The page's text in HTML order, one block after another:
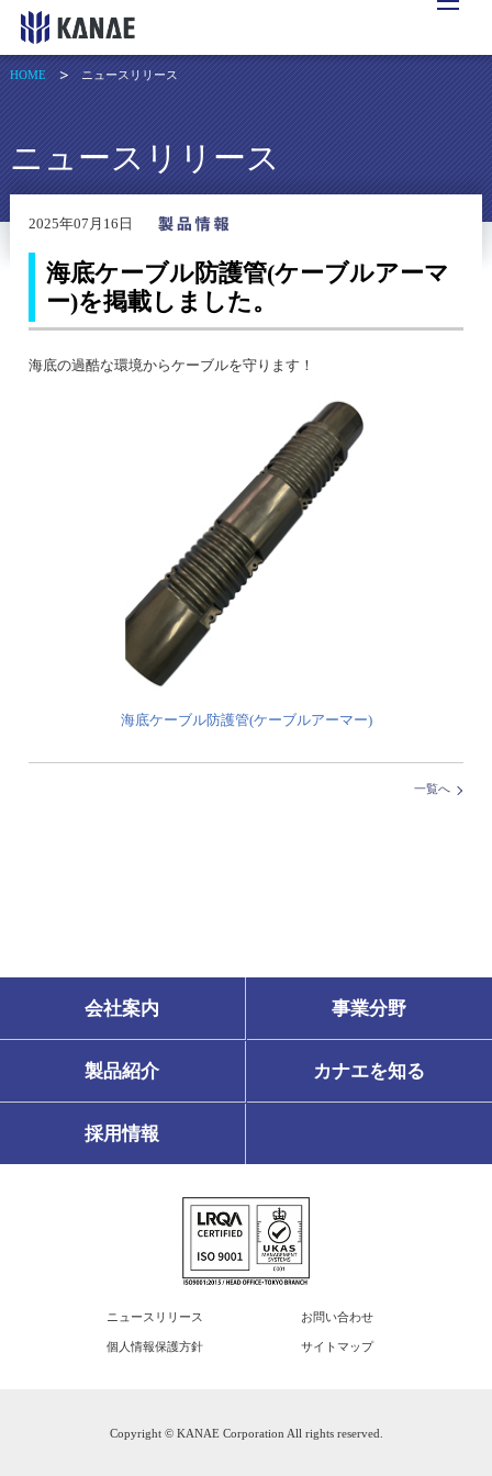
HOME ニュースリリース
ニュースリリース
2025年07月16日
海底ケーブル防護管(ケーブルアーマ
ー)を掲載しました。
海底の過酷な環境からケーブルを守ります！
海底ケーブル防護管(ケーブルアーマー)
一覧へ
会社案内 事業分野
製品紹介 カナエを知る
採用情報
ニュースリリース お問い合わせ
個人情報保護方針 サイトマップ
Copyright © KANAE Corporation All rights reserved.